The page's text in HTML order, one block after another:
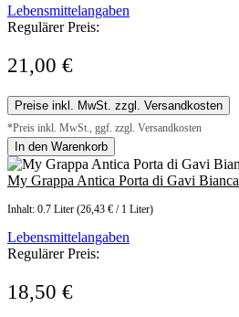
Lebensmittelangaben
Regulärer Preis:
21,00 €
Preise inkl. MwSt. zzgl. Versandkosten
*Preis inkl. MwSt., ggf. zzgl. Versandkosten
In den Warenkorb
My Grappa Antica Porta di Gavi Bianca
Inhalt: 0.7 Liter (26,43 € / 1 Liter)
Lebensmittelangaben
Regulärer Preis:
18,50 €